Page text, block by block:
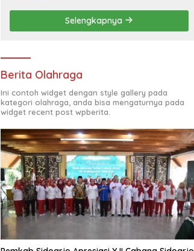
OUTDOOR LEARNING
(ODL) TK, PAUD, SD,
SMP/MTS KELUAR KOTA
Selengkapnya
Berita Olahraga
Ini contoh widget dengan style gallery pada
kategori olahraga, anda bisa mengaturnya pada
widget recent post wpberita.